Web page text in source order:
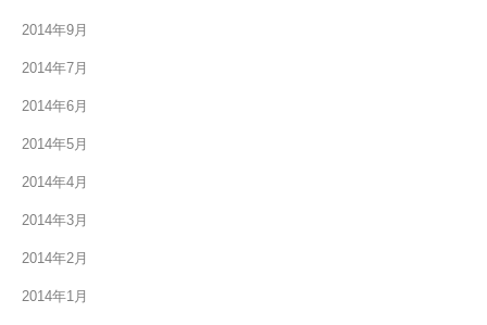
2014年9月
2014年7月
2014年6月
2014年5月
2014年4月
2014年3月
2014年2月
2014年1月